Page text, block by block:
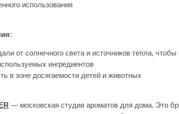
использования
от солнечного света и источников тепла, чтобы
ингредиентов
в зоне досягаемости детей и животных
— московская студия ароматов для дома. Это